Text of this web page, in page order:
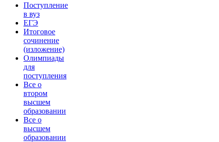
Поступление
в вуз
ЕГЭ
Итоговое
сочинение
(изложение)
Олимпиады
для
поступления
Все о
втором
высшем
образовании
Все о
высшем
образовании